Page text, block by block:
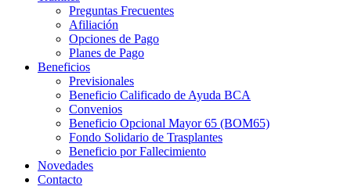
Preguntas Frecuentes
Afiliación
Opciones de Pago
Planes de Pago
Beneficios
Previsionales
Beneficio Calificado de Ayuda BCA
Convenios
Beneficio Opcional Mayor 65 (BOM65)
Fondo Solidario de Trasplantes
Beneficio por Fallecimiento
Novedades
Contacto